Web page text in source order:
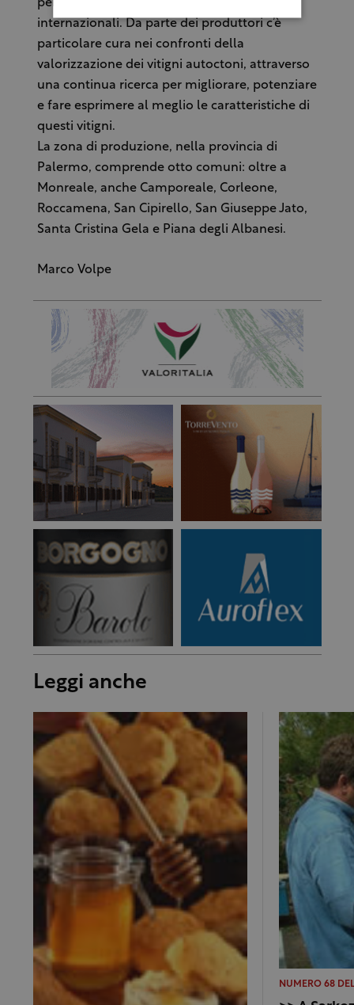
per i rossi, più gli ormai onnipresenti vitigni
internazionali. Da parte dei produttori c’è
particolare cura nei confronti della
valorizzazione dei vitigni autoctoni, attraverso
una continua ricerca per migliorare, potenziare
e fare esprimere al meglio le caratteristiche di
questi vitigni.
La zona di produzione, nella provincia di
Palermo, comprende otto comuni: oltre a
Monreale, anche Camporeale, Corleone,
Roccamena, San Cipirello, San Giuseppe Jato,
Santa Cristina Gela e Piana degli Albanesi.
Marco Volpe
Leggi anche
NUMERO 68